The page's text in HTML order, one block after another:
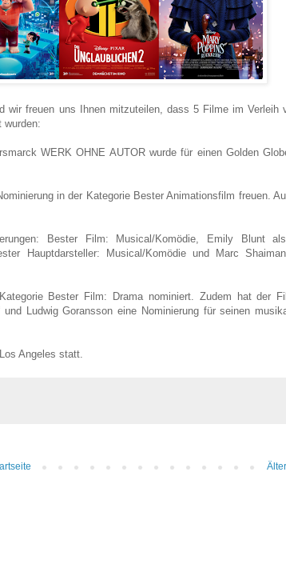
wir freuen uns Ihnen mitzuteilen, dass 5 Filme im Verleih
wurden:
WERK OHNE AUTOR wurde für einen Golden
in der Kategorie Bester Animationsfilm freuen.
Bester Film: Musical/Komödie, Emily Blunt
Hauptdarsteller: Musical/Komödie und Marc
Bester Film: Drama nominiert. Zudem hat der
Ludwig Goransson eine Nominierung für seinen
Angeles statt.